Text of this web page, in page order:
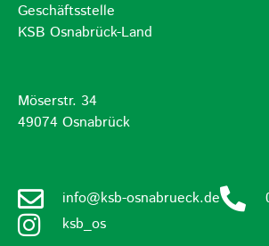
Geschäftsstelle
KSB Osnabrück-Land
Möserstr. 34
49074 Osnabrück
info@ksb-osnabrueck.de
ksb_os